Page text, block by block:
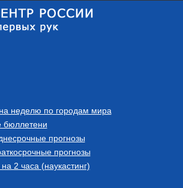
неделю по городам мира
бюллетени
прогнозы
прогнозы
2 часа (наукастинг)